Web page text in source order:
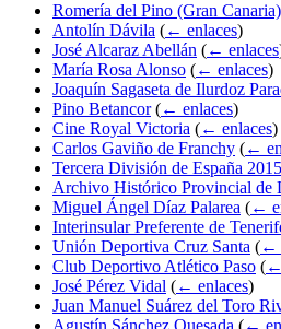
Romería del Pino (Gran Canaria)
Antolín Dávila (← enlaces)
José Alcaraz Abellán (← enlaces
María Rosa Alonso (← enlaces)
Joaquín Sagaseta de Ilurdoz
Pino Betancor (← enlaces)
Cine Royal Victoria (← enlaces)
Carlos Gaviño de Franchy (←
Tercera División de España
Archivo Histórico Provincial de
Miguel Ángel Díaz Palarea (←
Interinsular Preferente de
Unión Deportiva Cruz Santa (←
Club Deportivo Atlético Paso (←
José Pérez Vidal (← enlaces)
Juan Manuel Suárez del Toro
Agustín Sánchez Quesada (←